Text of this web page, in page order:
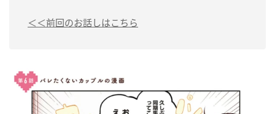
＜＜前回のお話しはこちら